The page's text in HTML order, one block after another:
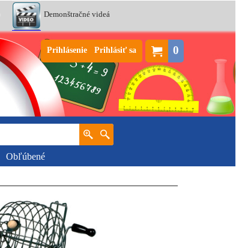
Demonštračné videá
0
Prihlásenie Prihlásiť sa
Obľúbené